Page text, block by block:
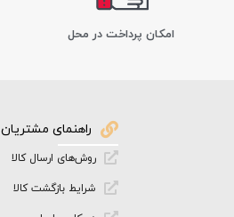
امکان پرداخت در محل
راهنمای مشتریان
روش‌های ارسال کالا
شرایط بازگشت کالا